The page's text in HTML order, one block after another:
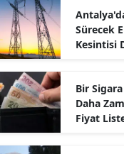
Sürecek
Kesintisi
Bir
Daha
Fiyat